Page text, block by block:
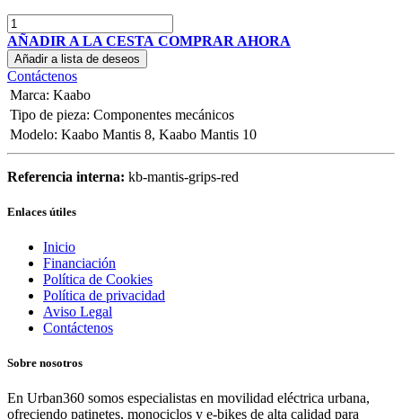
AÑADIR A LA CESTA COMPRAR AHORA
Añadir a lista de deseos
Contáctenos
Marca: Kaabo
Tipo de pieza: Componentes mecánicos
Modelo: Kaabo Mantis 8, Kaabo Mantis 10
Referencia interna: kb-mantis-grips-red
Enlaces útiles
Inicio
Financiación
Política de Cookies
Política de privacidad
Aviso Legal
Contáctenos
Sobre nosotros
En Urban360 somos especialistas en movilidad eléctrica urbana,
ofreciendo patinetes, monociclos y e-bikes de alta calidad para